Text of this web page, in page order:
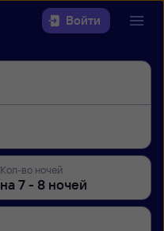
Войти
Кол-во ночей